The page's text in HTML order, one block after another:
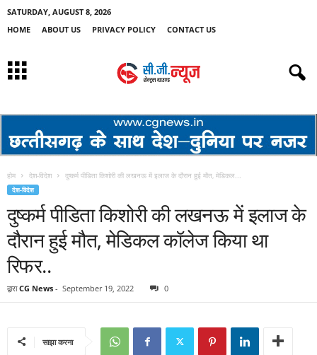
SATURDAY, AUGUST 8, 2026
HOME
ABOUT US PRIVACY POLICY CONTACT US
होम देश-विदेश दुष्कर्म पीडिता किशोरी की लखनऊ में इलाज के दौरान हुई मौत, मेडिकल...
देश-विदेश
दुष्कर्म पीडिता किशोरी की लखनऊ में इलाज के
दौरान हुई मौत, मेडिकल कॉलेज किया था
रिफर..
द्वारा CG News - September 19, 2022 0
साझा करना